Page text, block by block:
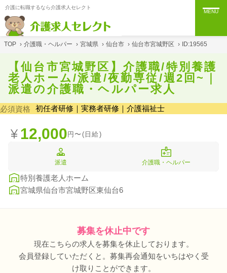
介護に転職するなら介護求人セレクト
MENU
TOP › 介護職・ヘルパー › 宮城県 › 仙台市 › 仙台市宮城野区 › ID:19565
【仙台市宮城野区】介護職/特別養護
老人ホーム/派遣/夜勤専従/週2回~｜
派遣の介護職・ヘルパー求人
必須資格 初任者研修｜実務者研修｜介護福祉士
12,000円〜(日給)
派遣 介護職・ヘルパー
特別養護老人ホーム
宮城県仙台市宮城野区東仙台6
募集を休止中です
現在こちらの求人を募集を休止しております。
会員登録していただくと。募集再会通知をいちはやく受
け取りことができます。